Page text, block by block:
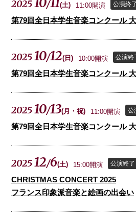
2025 / (土) 11:00開演 公演終了
第79回全日本学生音楽コンクール
202510/12( 日 ) 10:00開演 公演終
第79回全日本学生音楽コンクール
202510/13(月 ) 11:00開演 公
第79回全日本学生音楽コンクール
202512/6(土) 15:00開演 公演終了
CHRISTMAS CONCERT 2025
フランス印象派音楽と絵画の出会い